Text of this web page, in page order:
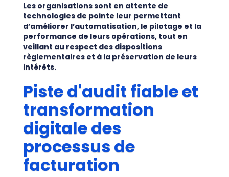
Les organisations sont en attente de
technologies de pointe leur permettant
d’améliorer l’automatisation, le pilotage et la
performance de leurs opérations, tout en
veillant au respect des dispositions
règlementaires et à la préservation de leurs
intérêts.
Piste d'audit fiable et
transformation
digitale des
processus de
facturation